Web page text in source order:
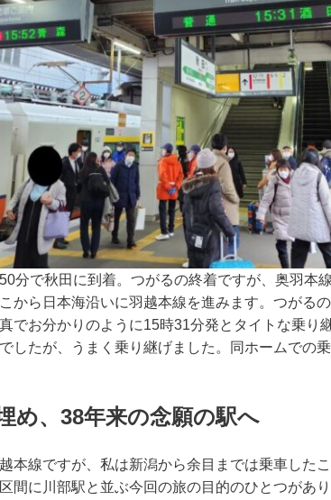
分で秋田に到着。つがるの終着ですが、奥羽本
から日本海沿いに羽越本線を進みます。つがる
でお分かりのように15時31分発とタイトな乗り
したが、うまく乗り継げました。同ホームでの
め、38年来の念願の駅へ
本線ですが、私は新潟から余目までは乗車した
間に川部駅と並ぶ今回の旅の目的のひとつがあ